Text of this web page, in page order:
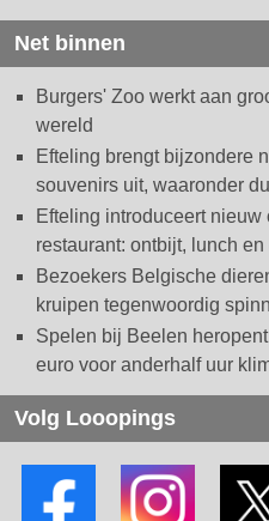
Net binnen
Burgers' Zoo werkt aan
wereld
Efteling brengt bijzondere
souvenirs uit, waaronder
Efteling introduceert
restaurant: ontbijt, lunch en
Bezoekers Belgische
kruipen tegenwoordig
Spelen bij Beelen
euro voor anderhalf uur
Volg Looopings